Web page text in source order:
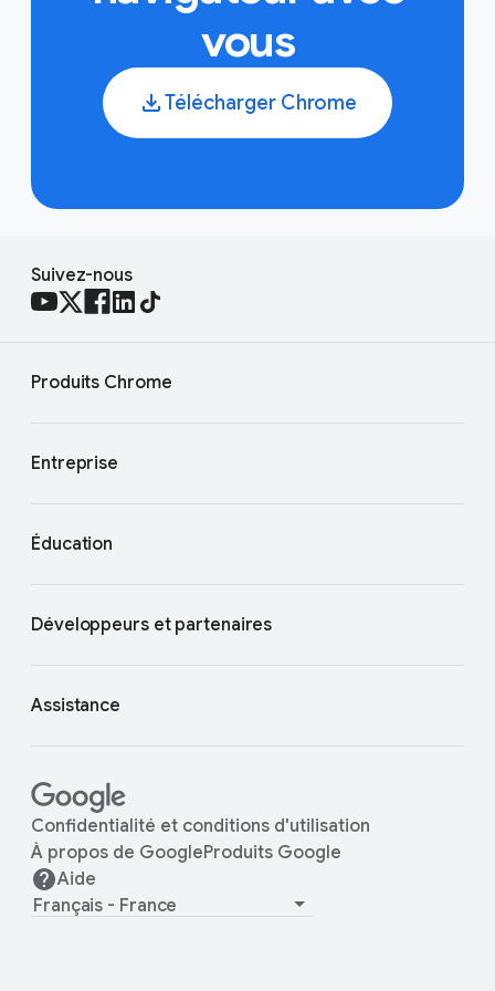
vous
Télécharger Chrome
Suivez-nous
Produits Chrome
Entreprise
Éducation
Développeurs et partenaires
Assistance
Confidentialité et conditions d'utilisation
À propos de GoogleProduits Google
Aide